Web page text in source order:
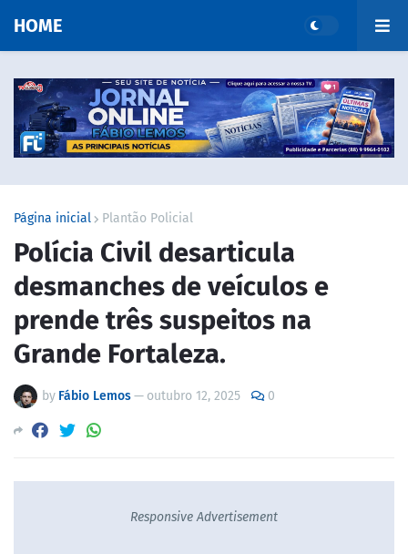
HOME
Página inicial Plantão Policial
Polícia Civil desarticula
desmanches de veículos e
prende três suspeitos na
Grande Fortaleza.
by Fábio Lemos— outubro 12, 2025 0
Responsive Advertisement